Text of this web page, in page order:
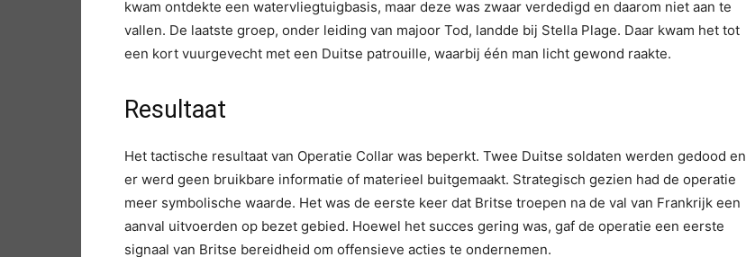
kwam ontdekte een watervliegtuigbasis, maar deze was zwaar verdedigd en daarom niet aan te
vallen. De laatste groep, onder leiding van majoor Tod, landde bij Stella Plage. Daar kwam het tot
een kort vuurgevecht met een Duitse patrouille, waarbij één man licht gewond raakte.
Resultaat
Het tactische resultaat van Operatie Collar was beperkt. Twee Duitse soldaten werden gedood en
er werd geen bruikbare informatie of materieel buitgemaakt. Strategisch gezien had de operatie
meer symbolische waarde. Het was de eerste keer dat Britse troepen na de val van Frankrijk een
aanval uitvoerden op bezet gebied. Hoewel het succes gering was, gaf de operatie een eerste
signaal van Britse bereidheid om offensieve acties te ondernemen.